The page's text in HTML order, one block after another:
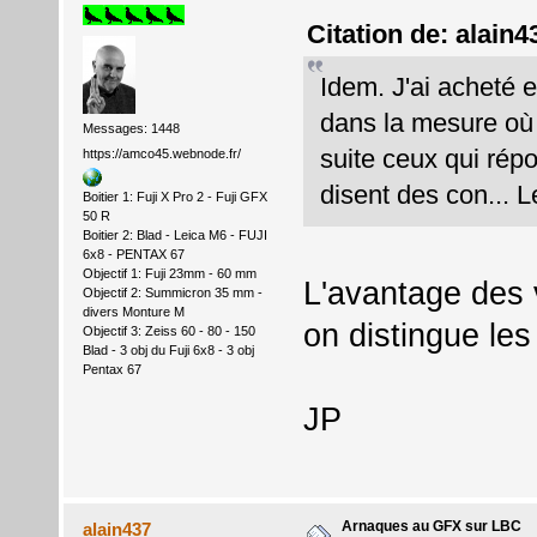
Messages: 1448
https://amco45.webnode.fr/
Boitier 1: Fuji X Pro 2 - Fuji GFX
50 R
Boitier 2: Blad - Leica M6 - FUJI
6x8 - PENTAX 67
Objectif 1: Fuji 23mm - 60 mm
Objectif 2: Summicron 35 mm -
divers Monture M
Objectif 3: Zeiss 60 - 80 - 150
Blad - 3 obj du Fuji 6x8 - 3 obj
Pentax 67
Citation de:
Idem. J'ai acheté
dans la mesure
suite ceux qui
disent des con...
L'avantage
on distingue
JP
alain437 Arnaques au GFX sur LBC